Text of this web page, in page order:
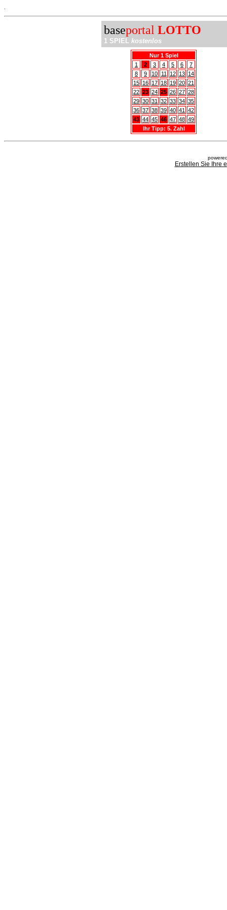
baseportal LOTTO
1 SPIEL kostenlos
Nur 1 Spiel
1
2 3 4 5 6
7
8
9 10 11 12 13 14
15 16 17 18 19 20 21
22 23 24 25 26 27 28
29 30 31 32 33 34 35
36 37 38 39 40 41
42
43 44 45 46 47 48 49
Ihr Tipp: 5. Zahl
Erstellen Sie Ihre